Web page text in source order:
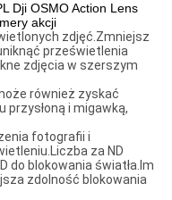
Dji OSMO Action Lens
akcji
zdjęć.Zmniejsz
prześwietlenia
zdjęcia w szerszym
również zyskać
i migawką,
fotografii i
za ND
do blokowania światła.Im
zdolność blokowania